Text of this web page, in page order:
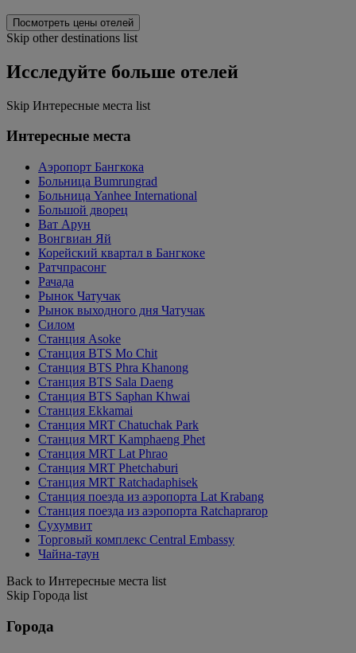
Посмотреть цены отелей
Skip other destinations list
Исследуйте больше отелей
Skip Интересные места list
Интересные места
Аэропорт Бангкока
Больница Bumrungrad
Больница Yanhee International
Большой дворец
Ват Арун
Вонгвиан Яй
Корейский квартал в Бангкоке
Ратчпрасонг
Рачада
Рынок Чатучак
Рынок выходного дня Чатучак
Силом
Станция Asoke
Станция BTS Mo Chit
Станция BTS Phra Khanong
Станция BTS Sala Daeng
Станция BTS Saphan Khwai
Станция Ekkamai
Станция MRT Chatuchak Park
Станция MRT Kamphaeng Phet
Станция MRT Lat Phrao
Станция MRT Phetchaburi
Станция MRT Ratchadaphisek
Станция поезда из аэропорта Lat Krabang
Станция поезда из аэропорта Ratchaprarop
Сухумвит
Торговый комплекс Central Embassy
Чайна-таун
Back to Интересные места list
Skip Города list
Города